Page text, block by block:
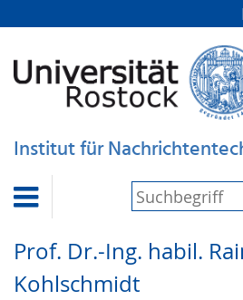
Institut für

Prof. Dr.-Ing. habil.
Kohlschmidt